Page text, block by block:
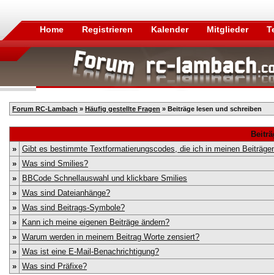
Home Registrieren Kalender Mitglieder
Forum RC-Lambach » Häufig gestellte Fragen » Beiträge lesen und schreiben
» Gibt es bestimmte Textformatierungscodes, die ich in meinen
» Was sind Smilies?
»
BBCode Schnellauswahl und klickbare Smilies
» Was sind Dateianhänge?
» Was sind Beitrags-Symbole?
»
Kann ich meine eigenen Beiträge ändern?
» Warum werden in meinem Beitrag Worte zensiert?
» Was ist eine E-Mail-Benachrichtigung?
» Was sind Präfixe?